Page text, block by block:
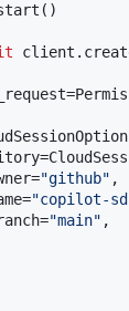
owner=
"github" ,
name=
"copilot-
branch=
"main" ,